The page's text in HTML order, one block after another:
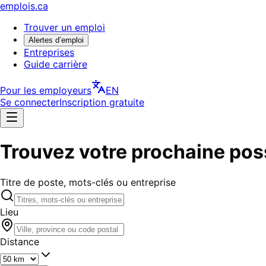
emplois.ca
Trouver un emploi
Alertes d’emploi
Entreprises
Guide carrière
Pour les employeurs
EN
Se connecterInscription gratuite
Trouvez votre prochaine
Titre de poste, mots-clés ou entreprise
Lieu
Distance